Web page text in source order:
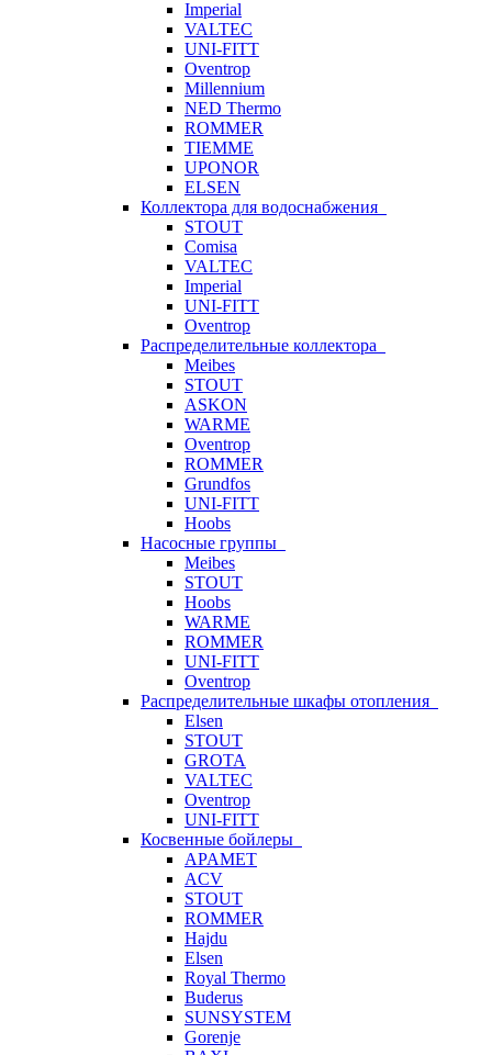
Imperial
VALTEC
UNI-FITT
Oventrop
Millennium
NED Thermo
ROMMER
TIEMME
UPONOR
ELSEN
Коллектора для водоснабжения
STOUT
Comisa
VALTEC
Imperial
UNI-FITT
Oventrop
Распределительные коллектора
Meibes
STOUT
ASKON
WARME
Oventrop
ROMMER
Grundfos
UNI-FITT
Hoobs
Насосные группы
Meibes
STOUT
Hoobs
WARME
ROMMER
UNI-FITT
Oventrop
Распределительные шкафы отопления
Elsen
STOUT
GROTA
VALTEC
Oventrop
UNI-FITT
Косвенные бойлеры
APAMET
ACV
STOUT
ROMMER
Hajdu
Elsen
Royal Thermo
Buderus
SUNSYSTEM
Gorenje